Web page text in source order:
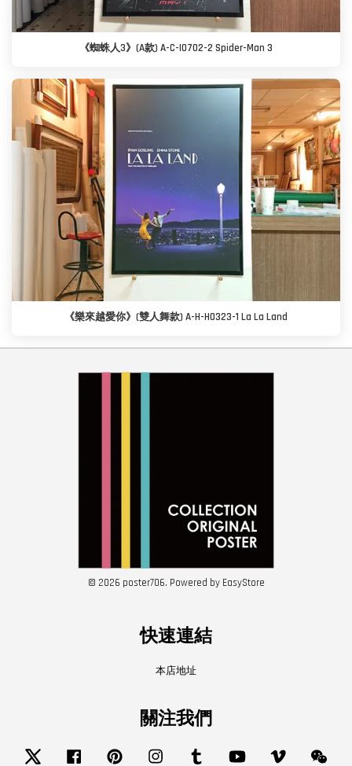
《蜘蛛人3》(A款) A-C-I0702-2 Spider-Man 3
《樂來越愛你》(雙人舞款) A-H-H0323-1 La La Land
© 2026 poster706. Powered by EasyStore
快速連結
本店地址
關注我們
Twitter Facebook Pinterest Instagram Tumblr YouTube Vimeo